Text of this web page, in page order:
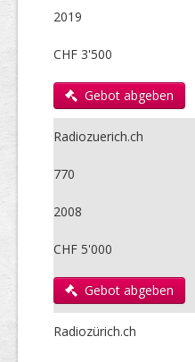
2019
CHF 3'500
Gebot abgeben
Radiozuerich.ch
770
2008
CHF 5'000
Gebot abgeben
Radiozürich.ch